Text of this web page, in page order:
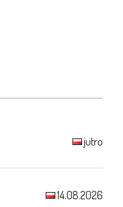
jutro
14.08.2026